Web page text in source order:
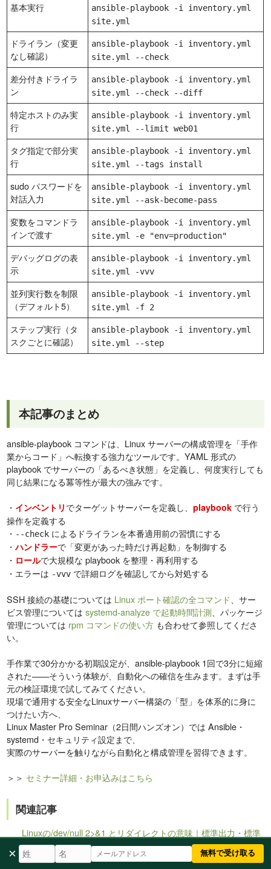
基本実行
ansible-playbook -i inventory.yml
site.yml
ドライラン（変更
なし確認）
ansible-playbook -i inventory.yml
site.yml --check
差分付きドライラ
ン
ansible-playbook -i inventory.yml
site.yml --check --diff
特定ホストのみ実
行
ansible-playbook -i inventory.yml
site.yml --limit web01
タグ指定で部分実
行
ansible-playbook -i inventory.yml
site.yml --tags install
sudo パスワードを
対話入力
ansible-playbook -i inventory.yml
site.yml --ask-become-pass
変数をコマンドラ
インで渡す
ansible-playbook -i inventory.yml
site.yml -e "env=production"
デバッグログの表
示
ansible-playbook -i inventory.yml
site.yml -vvv
並列実行数を制限
（デフォルト5）
ansible-playbook -i inventory.yml
site.yml -f 2
ステップ実行（タ
スクごとに確認）
ansible-playbook -i inventory.yml
site.yml --step
本記事のまとめ
ansible-playbook コマンドは、Linux サーバーの構成管理を「手作
業からコード」へ転換する強力なツールです。YAML 形式の
playbook でサーバーの「あるべき状態」を定義し、何度実行しても
同じ結果になる冪等性が最大の強みです。
・ インベントリ でターゲットサーバーを定義し、playbook で行う
操作を定義する
・ --check によるドライランを本番適用前の習慣にする
・ハンドラーで「変更があった時だけ再起動」を制御する
・ ロールで大規模な playbook を整理・再利用する
・エラーは -vvv で詳細ログを確認してから対処する
SSH 接続の基礎については Linux ポート確認の全コマンド
、サー
ビス管理についてはsystemd-analyze で起動時間計測 、パッケージ
管理については rpm コマンドの使い方 も合わせて参照してくださ
い。
手作業で30分かかる初期設定が、ansible-playbook 1回で3分に短縮
された——そういう体験が、自動化への確信を生みます。まずは手
元の検証環境で試してみてください。
現場で通用する安全なLinuxサーバー構築の「型」を体系的に身に
つけたい方へ、
Linux Master Pro Seminar（2日間ハンズオン）では Ansible・
systemd・セキュリティ設定まで、
実際のサーバーを触りながら自動化と構成管理を習得できます。
＞＞ セミナー詳細・お申込みはこちら
関連記事
Linuxの/dev/null 2>&1 とリダイレクトの意味｜標準出力・標準
エラーを捨てる仕組みを徹底解説
bashの配列（Array）の使い方｜宣言・追加・ループ・連想配
× 無料で受け取る